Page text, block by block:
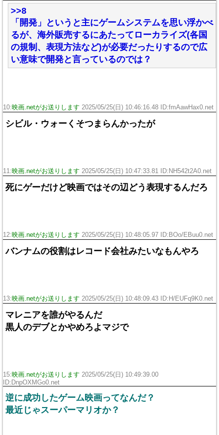
>>8
「開発」というと主にゲームシステムを思い浮かべ
るが、海外販売するにあたってローカライズ(各国
の規制、表現方法など)が必要だったりするので広
い意味で開発と言っているのでは？
10:映画.netがお送りします 2025/05/25(日) 10:46:16.48 ID:fmAawHax0.net
シビル・ウォーくそつまらんかったが
11:映画.netがお送りします 2025/05/25(日) 10:47:33.81 ID:NH542t2A0.net
死にゲーだけど映画ではその辺どう表現するんだろ
12:映画.netがお送りします 2025/05/25(日) 10:48:05.97 ID:BOo/EBuu0.net
バンナムの役割はレコード会社みたいなもんやろ
13:映画.netがお送りします 2025/05/25(日) 10:48:09.43 ID:H/EUFq9K0.net
マレニアを誰がやるんだ
黒人のデブとかやめろよマジで
15:映画.netがお送りします 2025/05/25(日) 10:49:39.00
ID:DnpOXMGo0.net
逆に成功したゲーム映画ってなんだ？
最近じゃスーパーマリオか？